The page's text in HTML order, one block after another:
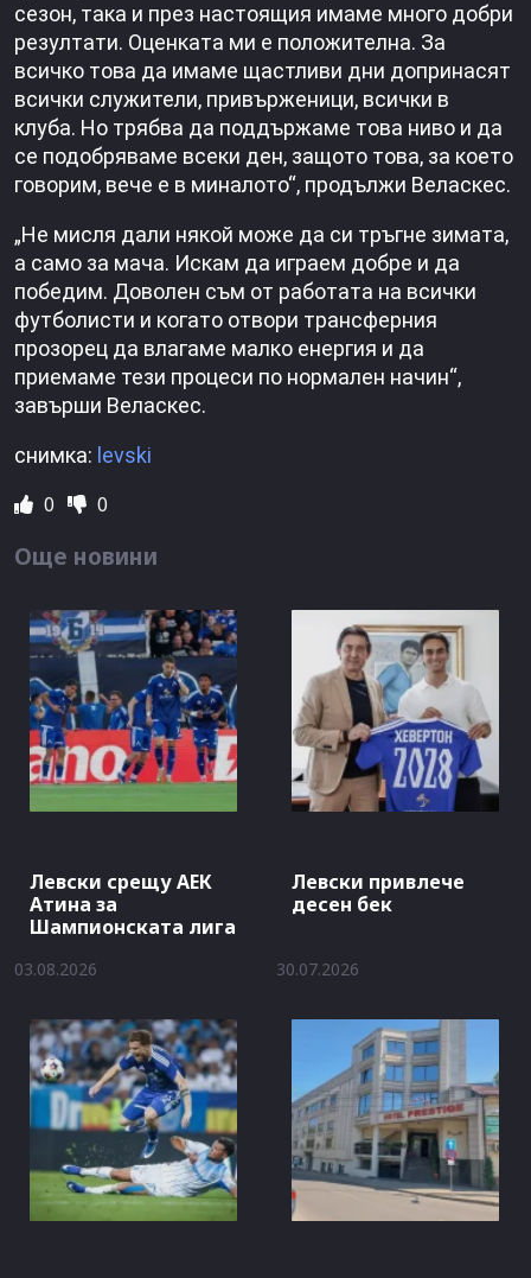
сезон, така и през настоящия имаме много добри
резултати. Оценката ми е положителна. За
всичко това да имаме щастливи дни допринасят
всички служители, привърженици, всички в
клуба. Но трябва да поддържаме това ниво и да
се подобряваме всеки ден, защото това, за което
говорим, вече е в миналото“, продължи Веласкес.
„Не мисля дали някой може да си тръгне зимата,
а само за мача. Искам да играем добре и да
победим. Доволен съм от работата на всички
футболисти и когато отвори трансферния
прозорец да влагаме малко енергия и да
приемаме тези процеси по нормален начин“,
завърши Веласкес.
снимка: levski
0 0
Още новини
Левски срещу АЕК
Атина за
Шампионската лига
03.08.2026
Левски привлече
десен бек
30.07.2026